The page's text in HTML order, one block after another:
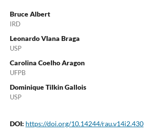
Bruce Albert
IRD
Leonardo VIana Braga
USP
Carolina Coelho Aragon
UFPB
Dominique Tilkin Gallois
USP
DOI: https://doi.org/10.14244/rau.v14i2.430